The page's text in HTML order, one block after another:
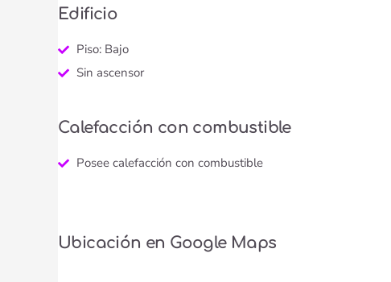
Edificio
Piso: Bajo
Sin ascensor
Calefacción con combustible
Posee calefacción con combustible
Ubicación en Google Maps